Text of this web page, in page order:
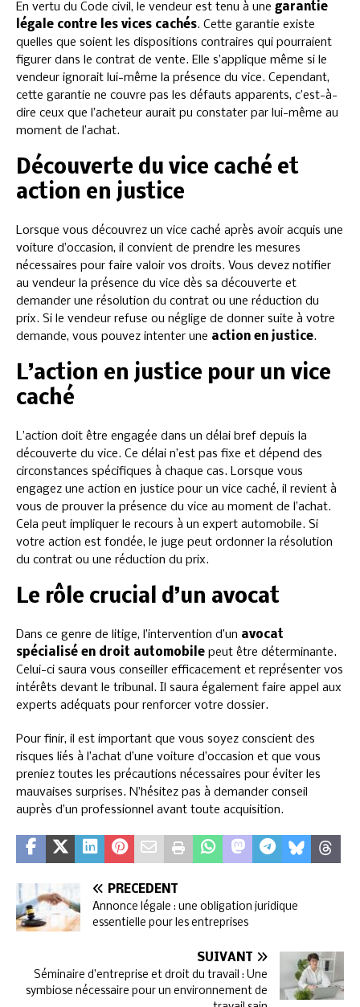
En vertu du Code civil, le vendeur est tenu à une garantie
légale contre les vices cachés. Cette garantie existe
quelles que soient les dispositions contraires qui pourraient
figurer dans le contrat de vente. Elle s’applique même si le
vendeur ignorait lui-même la présence du vice. Cependant,
cette garantie ne couvre pas les défauts apparents, c’est-à-
dire ceux que l’acheteur aurait pu constater par lui-même au
moment de l’achat.
Découverte du vice caché et
action en justice
Lorsque vous découvrez un vice caché après avoir acquis une
voiture d’occasion, il convient de prendre les mesures
nécessaires pour faire valoir vos droits. Vous devez notifier
au vendeur la présence du vice dès sa découverte et
demander une résolution du contrat ou une réduction du
prix. Si le vendeur refuse ou néglige de donner suite à votre
demande, vous pouvez intenter une action en justice.
L’action en justice pour un vice
caché
L’action doit être engagée dans un délai bref depuis la
découverte du vice. Ce délai n’est pas fixe et dépend des
circonstances spécifiques à chaque cas. Lorsque vous
engagez une action en justice pour un vice caché, il revient à
vous de prouver la présence du vice au moment de l’achat.
Cela peut impliquer le recours à un expert automobile. Si
votre action est fondée, le juge peut ordonner la résolution
du contrat ou une réduction du prix.
Le rôle crucial d’un avocat
Dans ce genre de litige, l’intervention d’un avocat
spécialisé en droit automobile peut être déterminante.
Celui-ci saura vous conseiller efficacement et représenter vos
intérêts devant le tribunal. Il saura également faire appel aux
experts adéquats pour renforcer votre dossier.
Pour finir, il est important que vous soyez conscient des
risques liés à l’achat d’une voiture d’occasion et que vous
preniez toutes les précautions nécessaires pour éviter les
mauvaises surprises. N’hésitez pas à demander conseil
auprès d’un professionnel avant toute acquisition.
PRÉCÉDENT
Annonce légale : une obligation juridique
essentielle pour les entreprises
SUIVANT
Séminaire d’entreprise et droit du travail : Une
symbiose nécessaire pour un environnement de